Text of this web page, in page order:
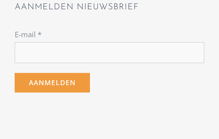
AANMELDEN NIEUWSBRIEF
E-mail *